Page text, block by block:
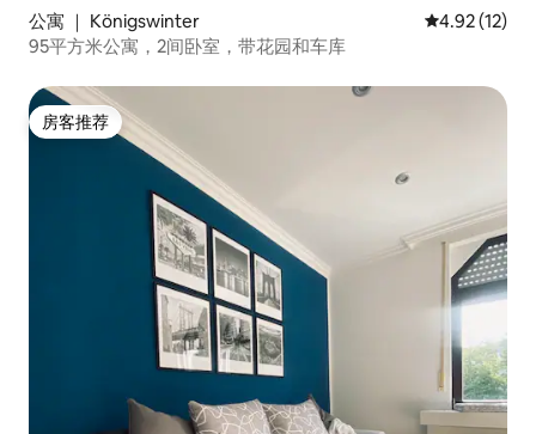
公寓 ｜ Königswinter 平均评分
4.92 (12)
95平方米公寓，2间卧室，带花园和车库
房客推荐
房客推荐